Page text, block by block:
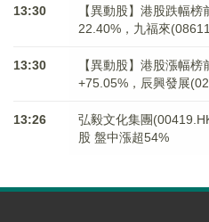
13:30
【異動股】港股跌幅
22.40%，九福來
13:30
【異動股】港股漲幅
+75.05%，辰興發展
13:26
弘毅文化集團
股 盤中漲超54%